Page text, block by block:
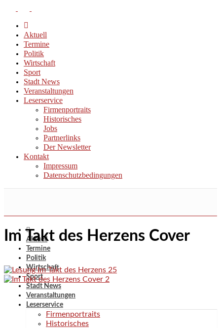
Aktuell
Termine
Politik
Wirtschaft
Sport
Stadt News
Veranstaltungen
Leserservice
Firmenportraits
Historisches
Jobs
Partnerlinks
Der Newsletter
Kontakt
Impressum
Datenschutzbedingungen
Aktuell
Termine
Politik
Wirtschaft
Sport
Stadt News
Veranstaltungen
Leserservice
Firmenportraits
Historisches
Im Takt des Herzens Cover